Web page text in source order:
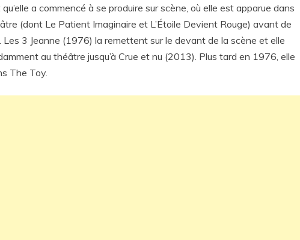
a commencé à se produire sur scène, où elle est apparue dans
(dont Le Patient Imaginaire et L’Étoile Devient Rouge) avant de
Les 3 Jeanne (1976) la remettent sur le devant de la scène et elle
au théâtre jusqu’à Crue et nu (2013). Plus tard en 1976, elle
The Toy.